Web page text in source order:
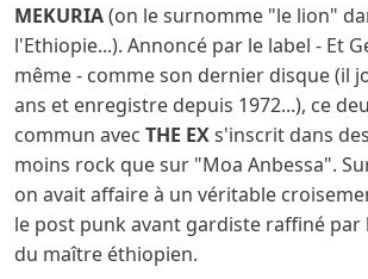
MEKURIA(on le surnomme "le lion"
l'Ethiopie...). Annoncé par le label - Et
même - comme son dernier disque (il
ans et enregistre depuis 1972...), ce
commun avec THE EXs'inscrit dans
moins rock que sur "Moa Anbessa".
on avait affaire à un véritable
le post punk avant gardiste raffiné par
du maître éthiopien.